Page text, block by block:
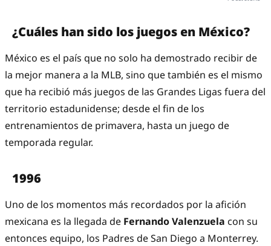
¿Cuáles han sido los juegos en México?
México es el país que no solo ha demostrado recibir de
la mejor manera a la MLB, sino que también es el mismo
que ha recibió más juegos de las Grandes Ligas fuera del
territorio estadunidense; desde el fin de los
entrenamientos de primavera, hasta un juego de
temporada regular.
1996
Uno de los momentos más recordados por la afición
mexicana es la llegada de Fernando Valenzuela con su
entonces equipo, los Padres de San Diego a Monterrey.